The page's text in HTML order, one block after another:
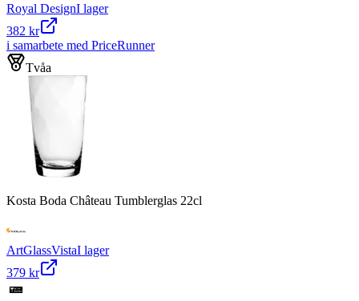
Royal DesignI lager
382 kr
i samarbete med PriceRunner
Tvåa
Kosta Boda Château Tumblerglas 22cl
ArtGlassVistaI lager
379 kr